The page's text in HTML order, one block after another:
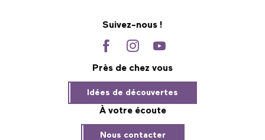
Suivez-nous !
Près de chez vous
Idées de découvertes
À votre écoute
Nous contacter